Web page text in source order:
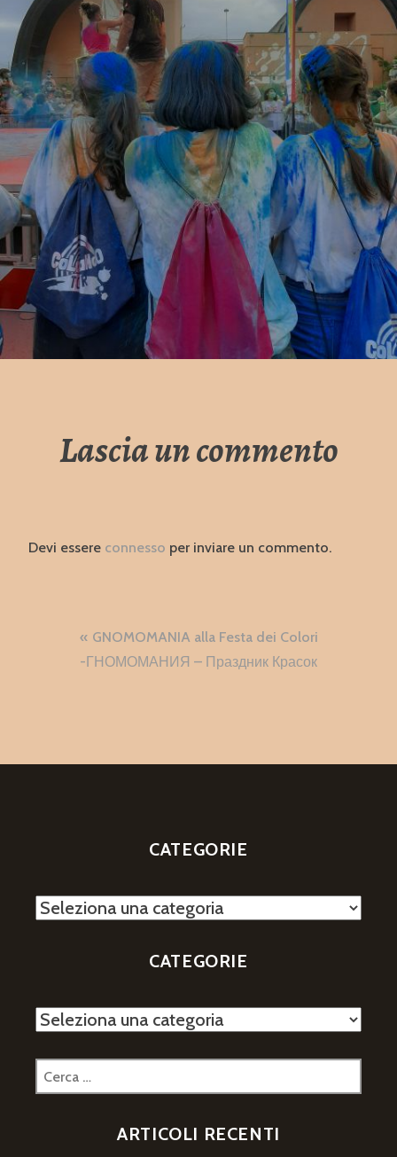
Lascia un commento
Devi essere connesso per inviare un commento.
Navigazione
articoli
GNOMOMANIA alla Festa dei Colori
-ГНОМОМАНИЯ – Праздник Красок
CATEGORIE
Categorie
CATEGORIE
Categorie
Ricerca
per:
ARTICOLI RECENTI